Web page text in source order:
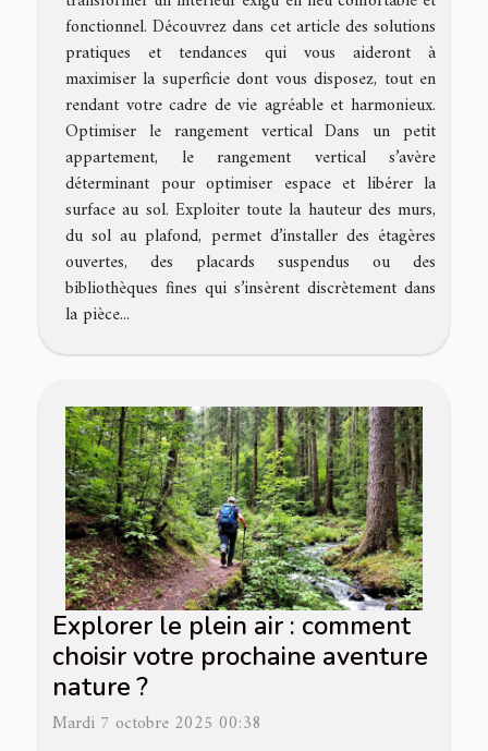
fonctionnel. Découvrez dans cet article des solutions
pratiques et tendances qui vous aideront à
maximiser la superficie dont vous disposez, tout en
rendant votre cadre de vie agréable et harmonieux.
Optimiser le rangement vertical Dans un petit
appartement, le rangement vertical s’avère
déterminant pour optimiser espace et libérer la
surface au sol. Exploiter toute la hauteur des murs,
du sol au plafond, permet d’installer des étagères
ouvertes, des placards suspendus ou des
bibliothèques fines qui s’insèrent discrètement dans
la pièce...
Explorer le plein air : comment
choisir votre prochaine aventure
nature ?
Mardi 7 octobre 2025 00:38